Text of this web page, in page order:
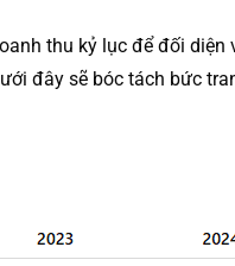
thu kỷ lục để đối
đây sẽ bóc tách bức